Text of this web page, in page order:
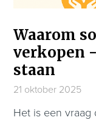
Waarom
verkopen
staan
21 oktober 2025
Het is een vraag